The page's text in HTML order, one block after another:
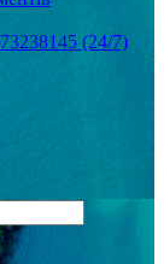
(24/7)